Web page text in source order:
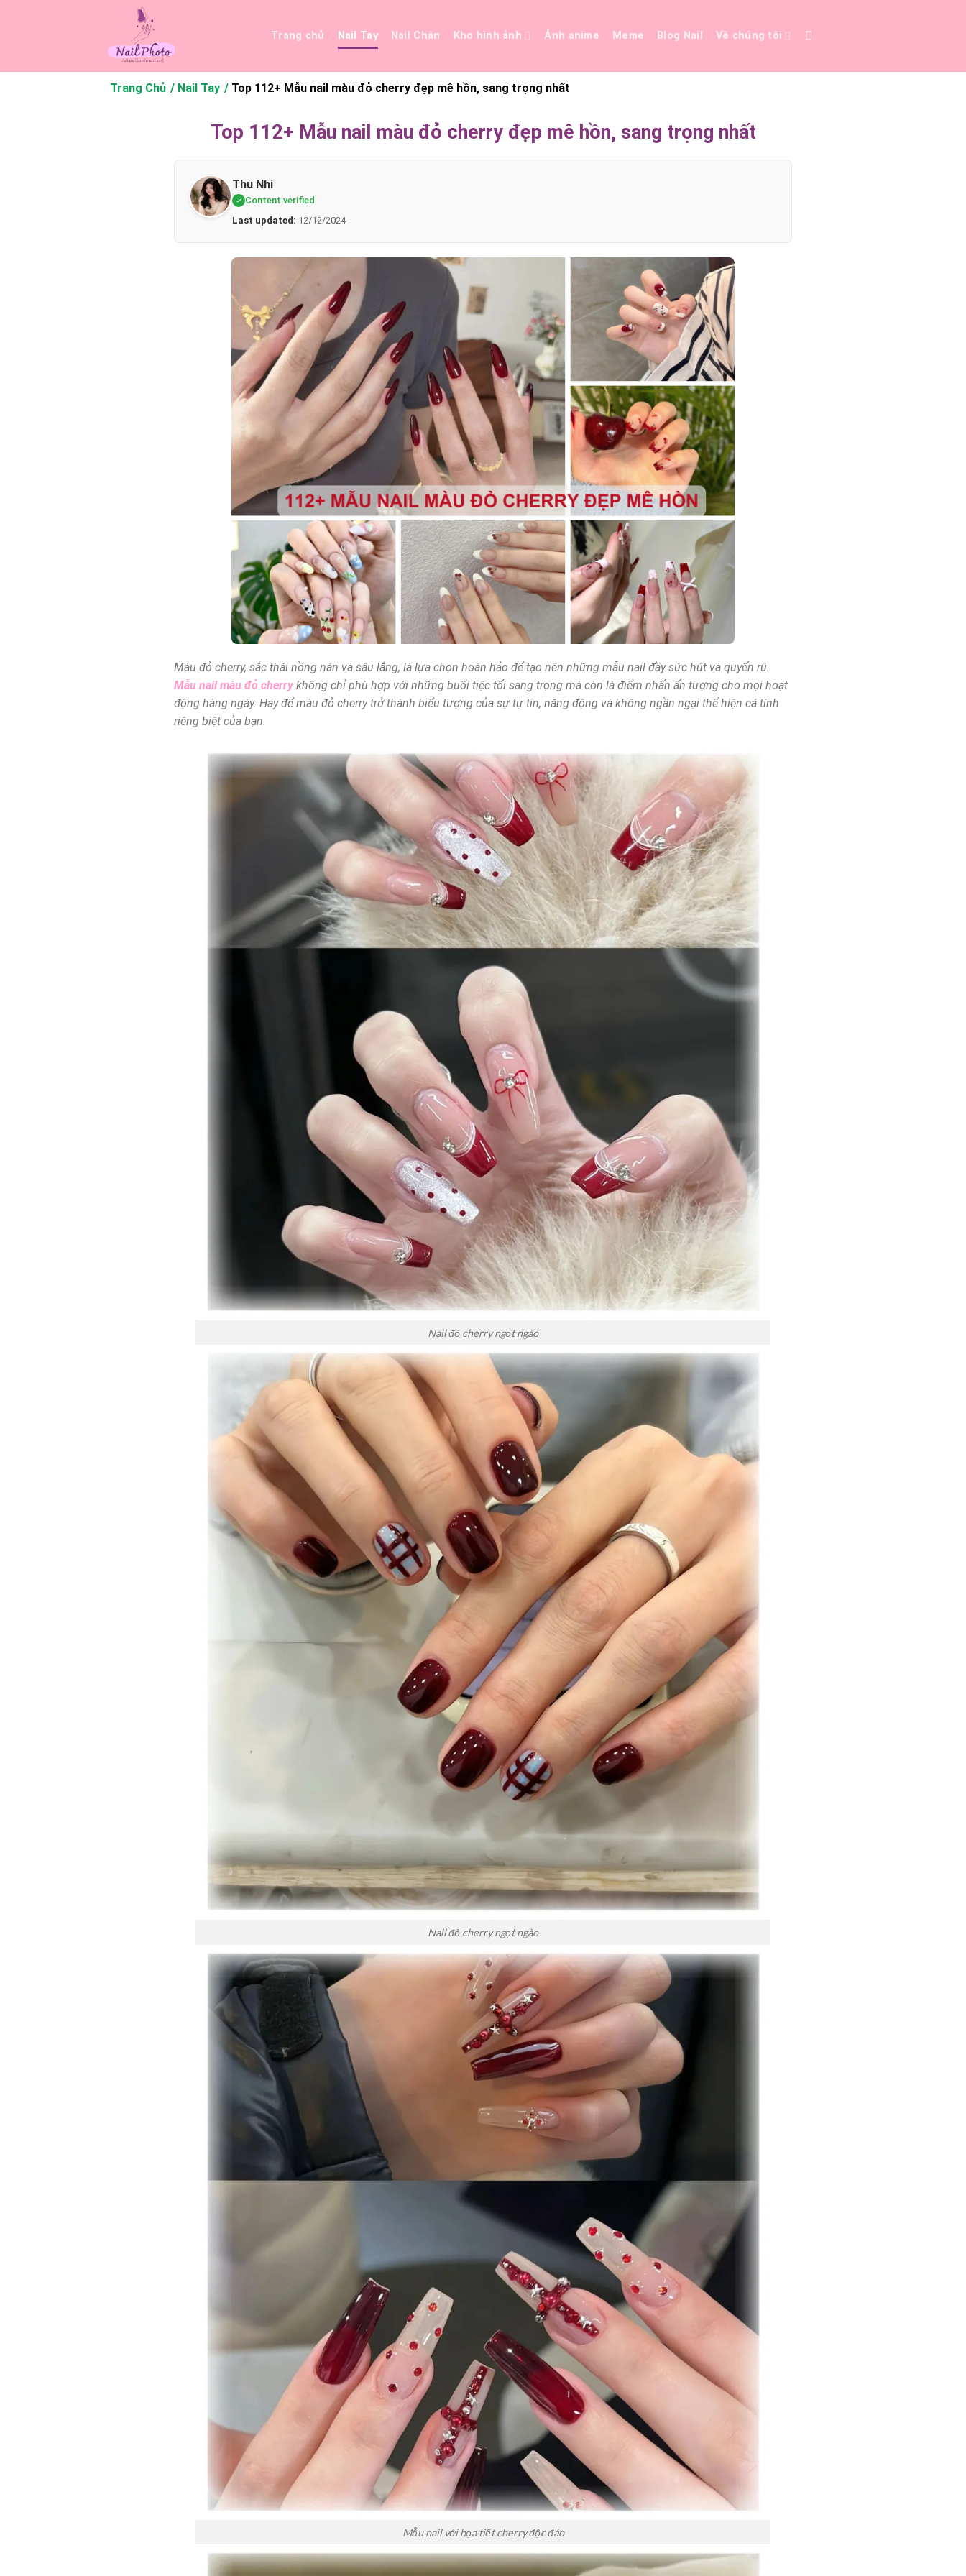
Trang chủ Nail Tay Nail Chân Kho hình ảnh Ảnh anime Meme Blog Nail Về chúng tôi
Trang Chủ Nail Tay Top 112+ Mẫu nail màu đỏ cherry đẹp mê hồn, sang trọng nhất
Top 112+ Mẫu nail màu đỏ cherry đẹp mê hồn, sang trọng nhất
Thu Nhi
Content verified
Last updated: 12/12/2024
Màu đỏ cherry, sắc thái nồng nàn và sâu lắng, là lựa chọn hoàn hảo để tạo nên những mẫu nail đầy sức hút và quyến rũ.
Mẫu nail màu đỏ cherry không chỉ phù hợp với những buổi tiệc tối sang trọng mà còn là điểm nhấn ấn tượng cho mọi hoạt
động hàng ngày. Hãy để màu đỏ cherry trở thành biểu tượng của sự tự tin, năng động và không ngần ngại thể hiện cá tính
riêng biệt của bạn.
Nail đỏ cherry ngọt ngào
Nail đỏ cherry ngọt ngào
Mẫu nail với họa tiết cherry độc đáo